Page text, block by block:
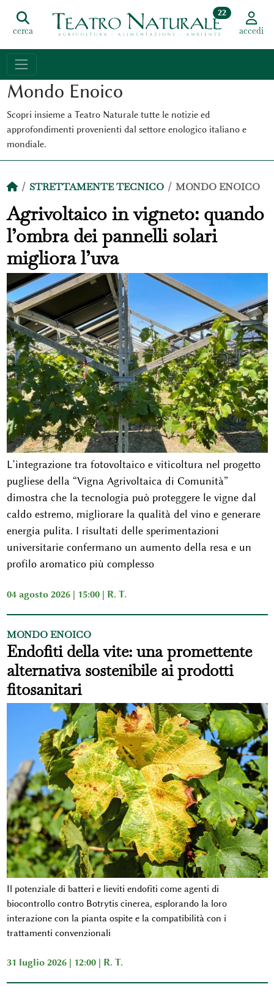
cerca
22
accedi
Mondo Enoico
Scopri insieme a Teatro Naturale tutte le notizie ed
approfondimenti provenienti dal settore enologico italiano e
mondiale.
STRETTAMENTE TECNICO MONDO ENOICO
Agrivoltaico in vigneto: quando
l’ombra dei pannelli solari
migliora l’uva
L’integrazione tra fotovoltaico e viticoltura nel progetto
pugliese della “Vigna Agrivoltaica di Comunità”
dimostra che la tecnologia può proteggere le vigne dal
caldo estremo, migliorare la qualità del vino e generare
energia pulita. I risultati delle sperimentazioni
universitarie confermano un aumento della resa e un
profilo aromatico più complesso
04 agosto 2026 | 15:00 | R. T.
MONDO ENOICO
Endofiti della vite: una promettente
alternativa sostenibile ai prodotti
fitosanitari
Il potenziale di batteri e lieviti endofiti come agenti di
biocontrollo contro Botrytis cinerea, esplorando la loro
interazione con la pianta ospite e la compatibilità con i
trattamenti convenzionali
31 luglio 2026 | 12:00 | R. T.